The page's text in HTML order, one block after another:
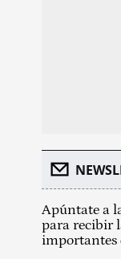
Apúntate a
para recibir
importantes